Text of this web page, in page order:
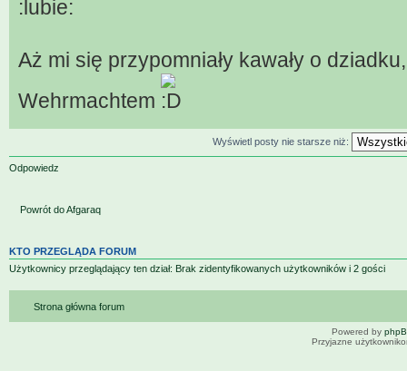
Aż mi się przypomniały kawały o
Wehrmachtem
Wyświetl posty nie starsze niż:
Odpowiedz
Powrót do Afgaraq
KTO PRZEGLĄDA FORUM
Użytkownicy przeglądający ten dział: Brak zidentyfikowanych użytkowników i 2 gości
Strona główna forum
Powered by
Przyjazne